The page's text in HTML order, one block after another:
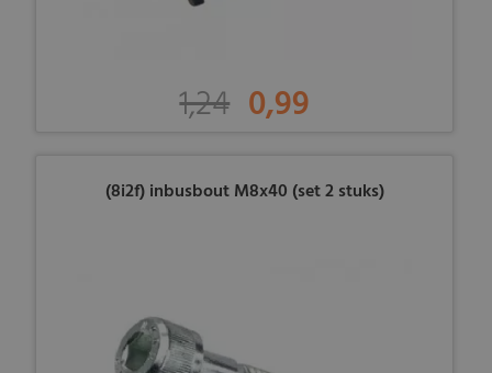
1,24 0,99
(8i2f) inbusbout M8x40 (set 2 stuks)